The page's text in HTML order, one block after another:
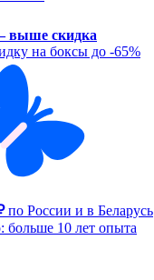
выше скидка
на боксы до -65%
по России и в Беларусь
больше 10 лет опыта